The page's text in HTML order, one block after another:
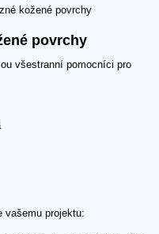
kožené povrchy
povrchy
všestranní pomocníci pro
vašemu projektu: